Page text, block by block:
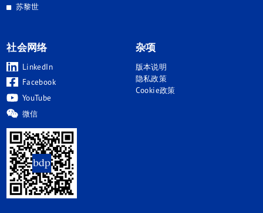
苏黎世
社会网络
LinkedIn
Facebook
YouTube
微信
杂项
版本说明
隐私政策
Cookie政策